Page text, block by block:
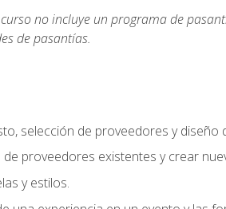
no incluye un programa de
de pasantías.
selección de proveedores y diseño
proveedores existentes y crear
y estilos.